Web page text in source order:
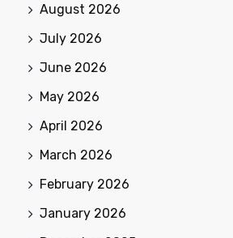
August 2026
July 2026
June 2026
May 2026
April 2026
March 2026
February 2026
January 2026